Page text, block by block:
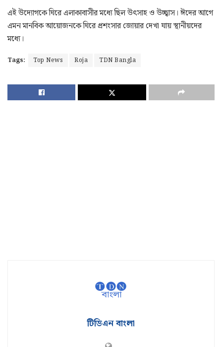
এই উদ্যোগকে ঘিরে এলাকাবাসীর মধ্যে ছিল উৎসাহ ও উচ্ছ্বাস। ঈদের আগে
এমন মানবিক আয়োজনকে ঘিরে প্রশংসার জোয়ার দেখা যায় স্থানীয়দের
মধ্যে।
Tags: Top News Roja TDN Bangla
টিডিএন বাংলা